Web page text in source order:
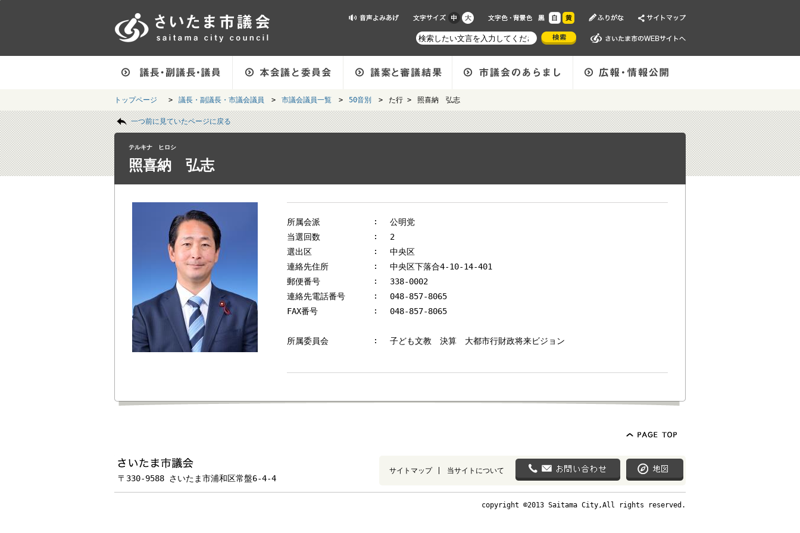
トップページ > 議長・副議長・市議会議員 > 市議会議員一覧 > 50音別 > た行 > 照喜納 弘志
一つ前に見ていたページに戻る
テルキナ ヒロシ
照喜納 弘志
所属会派
公明党
当選回数
2
選出区
中央区
連絡先住所
中央区下落合4-10-14-401
郵便番号
338-0002
連絡先電話番号
048-857-8065
FAX番号
048-857-8065
所属委員会 子ども文教 決算 大都市行財政将来ビジョン
〒330-9588 さいたま市浦和区常盤6-4-4
サイトマップ 当サイトについて
copyright ©2013 Saitama City,All rights reserved.